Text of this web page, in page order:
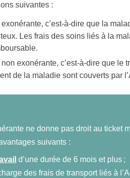
suivantes :
exonérante, c’est-à-dire que la
Les frais des soins liés à la
non exonérante, c’est-à-dire que le
de la maladie sont couverts par
ne donne pas droit au ticket
suivants :
d’une durée de 6 mois et plus ;
des frais de transport liés à